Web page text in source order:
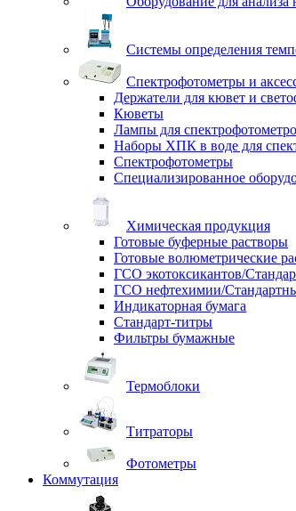
Системы определения
Спектрофотометры и
Держатели для кювет и
Кюветы
Лампы для
Наборы ХПК в воде для
Спектрофотометры
Специализированное
Химическая продукция
Готовые буферные растворы
Готовые волюметрические
ГСО экотоксикантов/
ГСО нефтехимии/
Индикаторная бумага
Стандарт-титры
Фильтры бумажные
Термоблоки
Титраторы
Фотометры
Коммутация